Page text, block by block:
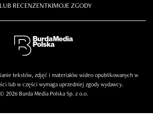
RECENZENTKIMOJE ZGODY
tekstów, zdjęć i materiałów wideo opublikowanych w
lub w części wymaga uprzedniej zgody wydawcy.
© 2026 Burda Media Polska Sp. z o.o.